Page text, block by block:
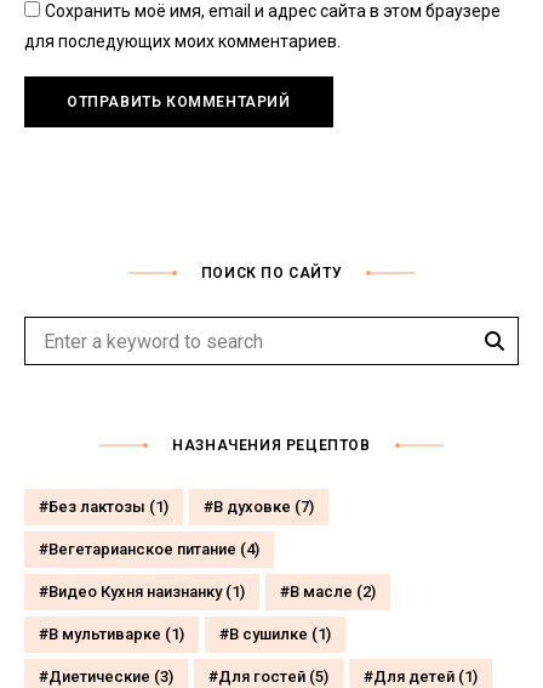
Сохранить моё имя, email и адрес сайта в этом браузере
для последующих моих комментариев.
ПОИСК ПО САЙТУ
НАЗНАЧЕНИЯ РЕЦЕПТОВ
Без лактозы (1) В духовке (7)
Вегетарианское питание (4)
Видео Кухня наизнанку(1) В масле (2)
В мультиварке (1) В сушилке (1)
Диетические (3) Для гостей (5) Для детей (1)